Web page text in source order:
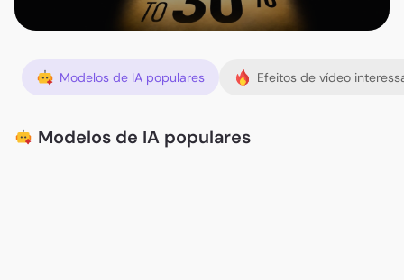
Modelos de IA populares Efeitos de vídeo
Modelos de IA populares